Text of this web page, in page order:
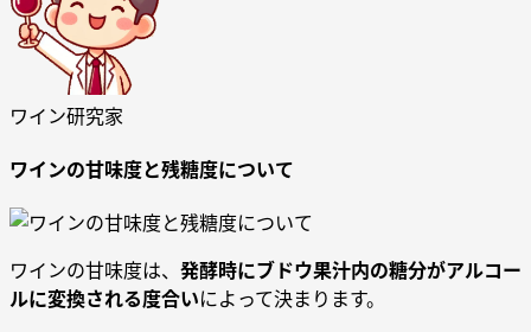
ワイン研究家
ワインの甘味度と残糖度について
ワインの甘味度は、 発酵時にブドウ果汁内の糖分がアルコー
ルに変換される度合いによって決まります。